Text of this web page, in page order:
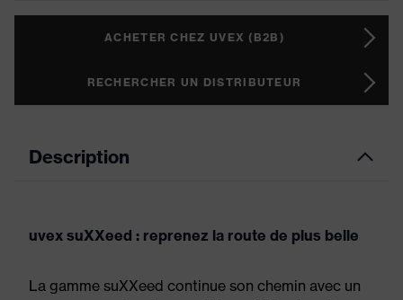
ACHETER CHEZ UVEX (B2B)
RECHERCHER UN DISTRIBUTEUR
Description
uvex suXXeed : reprenez la route de plus belle
La gamme suXXeed continue son chemin avec un